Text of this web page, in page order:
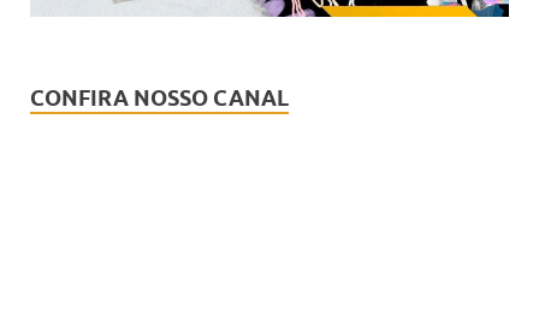
CONFIRA NOSSO CANAL